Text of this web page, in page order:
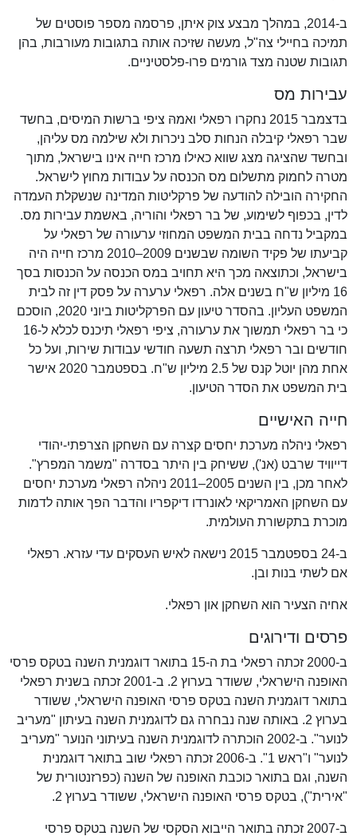
ב-2014, במהלך מבצע צוק איתן, פרסמה מספר פוסטים של
תמיכה בחיילי צה"ל, מעשה שזיכה אותה בתגובות מעורבות, בהן
תגובות שטנה מצד גורמים פרו-פלסטיניים.
עבירות מס
בדצמבר 2015 נחקרו רפאלי ואמהּ ציפי ברשות המיסים, בחשד
שבר רפאלי קיבלה הנחות סלב ניכרות ולא שילמה מס עליהן,
ובחשד שהציגה מצג שווא כאילו מרכז חייה אינו בישראל, מתוך
מטרה לחמוק מתשלום מס הכנסה על עבודות מחוץ לישראל.
החקירה הובילה להודעה של פרקליטות המדינה שנשקלת העמדה
לדין, בכפוף לשימוע, של בר רפאלי והוריה, באשמת עבירות מס.
במקביל נדחה בבית המשפט המחוזי ערעורה של רפאלי על
קביעתו של פקיד השומה שבשנים 2009–2010 מרכז חייה היה
בישראל, וכתוצאה מכך היא תחויב במס הכנסה על הכנסות בסך
16 מיליון ש"ח בשנים אלה. רפאלי ערערה על פסק דין זה לבית
המשפט העליון. בהסדר טיעון עם הפרקליטות ביוני 2020, הוסכם
כי בר רפאלי תמשוך את ערעורה, ציפי רפאלי תיכנס לכלא ל-16
חודשים ובר רפאלי תרצה תשעה חודשי עבודות שירות, ועל כל
אחת מהן יוטל קנס של 2.5 מיליון ש"ח. בספטמבר 2020 אישר
בית המשפט את הסדר הטיעון.
חייה האישיים
רפאלי ניהלה מערכת יחסים קצרה עם השחקן הצרפתי-יהודי
דייוויד שרבט (אנ'), ששיחק בין היתר בסדרה "משמר המפרץ".
לאחר מכן, בין השנים 2005–2011 ניהלה רפאלי מערכת יחסים
עם השחקן האמריקאי לאונרדו דיקפריו והדבר הפך אותה לדמות
מוכרת בתקשורת העולמית.
ב-24 בספטמבר 2015 נישאה לאיש העסקים עדי עזרא. רפאלי
אם לשתי בנות ובן.
אחיה הצעיר הוא השחקן און רפאלי.
פרסים ודירוגים
ב-2000 זכתה רפאלי בת ה-15 בתואר דוגמנית השנה בטקס פרסי
האופנה הישראלי, ששודר בערוץ 2. ב-2001 זכתה בשנית רפאלי
בתואר דוגמנית השנה בטקס פרסי האופנה הישראלי, ששודר
בערוץ 2. באותה שנה נבחרה גם לדוגמנית השנה בעיתון "מעריב
לנוער". ב-2002 הוכתרה לדוגמנית השנה בעיתוני הנוער "מעריב
לנוער" ו"ראש 1". ב-2006 זכתה רפאלי שוב בתואר דוגמנית
השנה, וגם בתואר כוכבת האופנה של השנה (כפרזנטורית של
"אירית"), בטקס פרסי האופנה הישראלי, ששודר בערוץ 2.
ב-2007 זכתה בתואר הייבוא הסקסי של השנה בטקס פרסי